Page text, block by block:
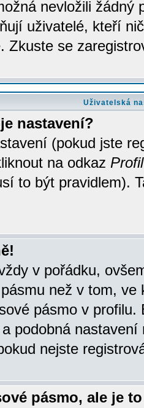
nevložili žádný
uživatelé, kteří
Zkuste se
Uživatelská
nastavení?
(pokud jste
na odkaz Profil
to být pravidlem).
v pořádku,
než v tom,
pásmo v
podobná
nejste
pásmo, ale je